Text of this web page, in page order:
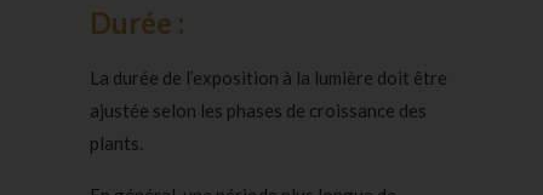
Durée :
La durée de l’exposition à la lumière doit être
ajustée selon les phases de croissance des
plants.